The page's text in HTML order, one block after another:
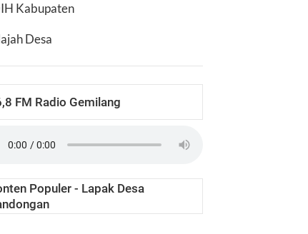
Kabupaten
Desa
FM Radio Gemilang
Populer - Lapak Desa